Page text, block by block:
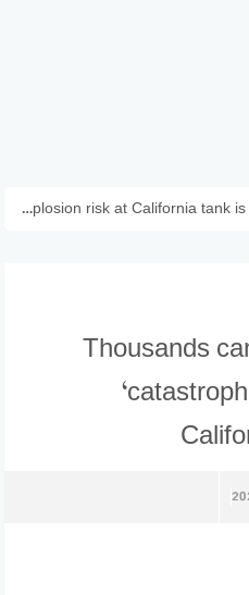
Thousands can return home after ‘catastrophic’ explosion risk at
Thousands